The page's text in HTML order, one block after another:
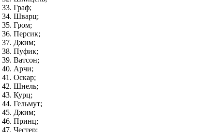
Граф;
Шварц;
Гром;
Персик;
Джим;
Пуфик;
Ватсон;
Арчи;
Оскар;
Шнель;
Курц;
Гельмут;
Джим;
Принц;
Честер;